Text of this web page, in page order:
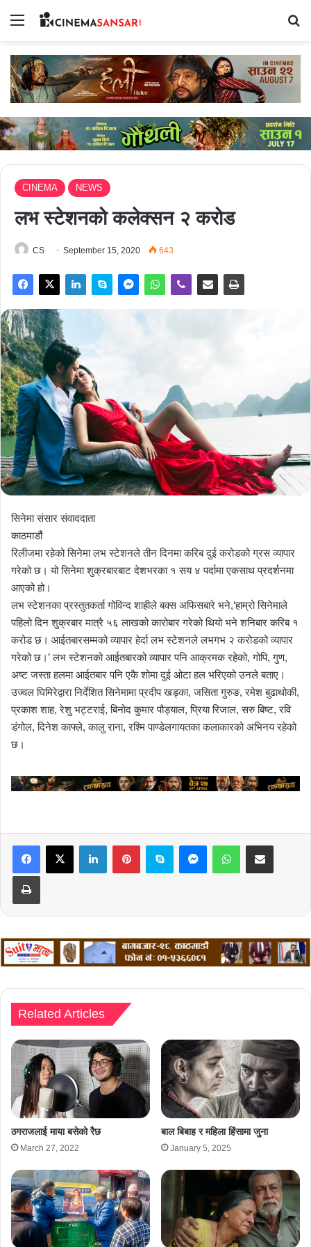
Menu
CINEMA NEWS
लभ स्टेशनको कलेक्सन २ करोड
CS September 15, 2020 643
सिनेमा संसार संवाददाता
काठमाडौं
रिलीजमा रहेको सिनेमा लभ स्टेशनले तीन दिनमा करिब दुई करोडको ग्रस व्यापार
गरेको छ। यो सिनेमा शुक्रबारबाट देशभरका १ सय ४ पर्दामा एकसाथ प्रदर्शनमा
आएको हो।
लभ स्टेशनका प्रस्तुतकर्ता गोविन्द शाहीले बक्स अफिसबारे भने,‘हाम्रो सिनेमाले
पहिलो दिन शुक्रबार मात्रै ५६ लाखको कारोबार गरेको थियो भने शनिबार करिब १
करोड छ। आईतबारसम्मको व्यापार हेर्दा लभ स्टेशनले लभगभ २ करोडको व्यापार
गरेको छ।’ लभ स्टेशनको आईतबारको व्यापार पनि आक्रमक रहेको, गोपि, गुण,
अष्ट जस्ता हलमा आईतबार पनि एकै शोमा दुई ओटा हल भरिएको उनले बताए।
उज्वल घिमिरेद्वारा निर्देशित सिनेमामा प्रदीप खड्का, जसिता गुरुङ, रमेश बुढाथोकी,
प्रकाश शाह, रेशु भट्टराई, बिनोद कुमार पौड्याल, प्रिया रिजाल, सरु बिष्ट, रवि
डंगोल, दिनेश काफ्ले, कालु राना, रश्मि पाण्डेलगायतका कलाकारको अभिनय रहेको
छ।
LinkedInPinterestSkype MessengerWhatsAppShare via Email
Print
Related Articles
ठगराजलाई माया बसेको रैछ
March 27, 2022
बाल बिबाह र महिला हिंसामा जुना
January 5, 2025